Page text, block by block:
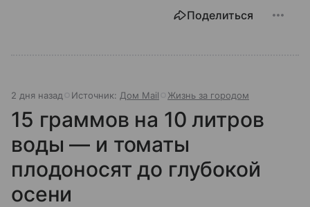
Поделиться
2 дня назад Источник: Дом Mail Жизнь за городом
15 граммов на 10 литров
воды — и томаты
плодоносят до глубокой
осени